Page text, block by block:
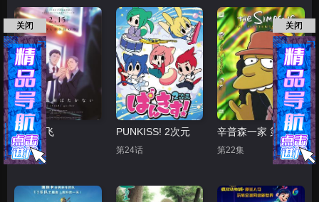
鸣鸟不飞
正片
PUNKISS! 2次元
第24话
辛普森一家 第十五季
第22集
关闭 关闭